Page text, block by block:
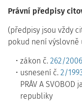
Právní předpisy
(předpisy jsou vždy
pokud není
zákon č. 262/
usnesení č. 2/
PRÁV A
republiky